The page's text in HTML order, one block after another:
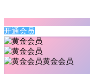
开通会员
黄金会员